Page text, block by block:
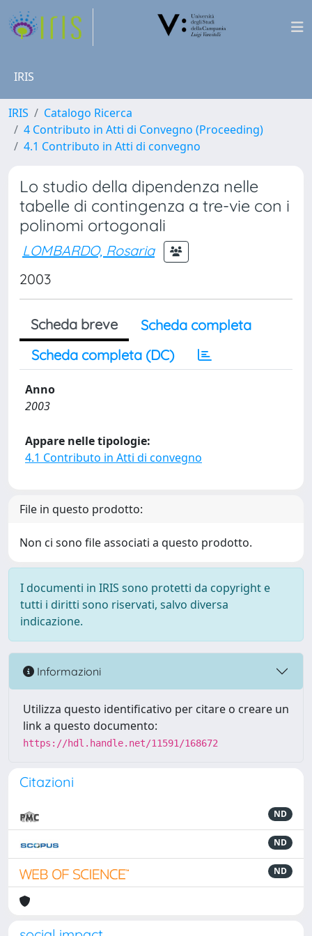
IRIS
IRIS
Catalogo Ricerca
4 Contributo in Atti di Convegno (Proceeding)
4.1 Contributo in Atti di convegno
Lo studio della dipendenza nelle
tabelle di contingenza a tre-vie con i
polinomi ortogonali
LOMBARDO, Rosaria
2003
Scheda breve
Scheda completa
Scheda completa (DC)
Anno
2003
Appare nelle tipologie:
4.1 Contributo in Atti di convegno
File in questo prodotto:
Non ci sono file associati a questo prodotto.
I documenti in IRIS sono protetti da copyright e
tutti i diritti sono riservati, salvo diversa
indicazione.
Informazioni
Utilizza questo identificativo per citare o creare un
link a questo documento:
https://hdl.handle.net/11591/168672
Citazioni
ND
ND
ND